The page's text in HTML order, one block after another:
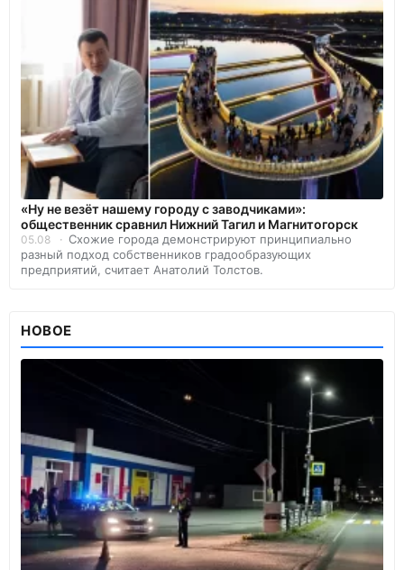
«Ну не везёт нашему городу с заводчиками»:
общественник сравнил Нижний Тагил и Магнитогорск
05.08
Схожие города демонстрируют принципиально
разный подход собственников градообразующих
предприятий, считает Анатолий Толстов.
НОВОЕ